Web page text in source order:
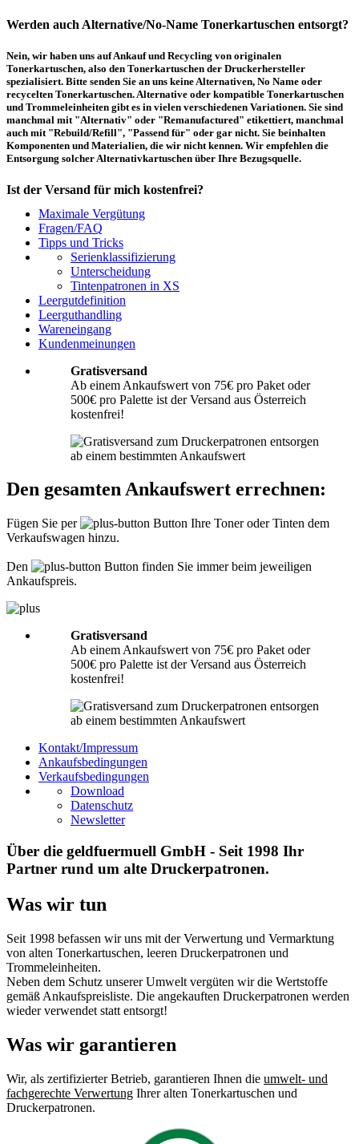
Werden auch Alternative/No-Name Tonerkartuschen entsorgt?
Nein, wir haben uns auf Ankauf und Recycling von originalen
Tonerkartuschen, also den Tonerkartuschen der Druckerhersteller
spezialisiert. Bitte senden Sie an uns keine Alternativen, No Name oder
recycelten Tonerkartuschen. Alternative oder kompatible Tonerkartuschen
und Trommeleinheiten gibt es in vielen verschiedenen Variationen. Sie sind
manchmal mit "Alternativ" oder "Remanufactured" etikettiert, manchmal
auch mit "Rebuild/Refill", "Passend für" oder gar nicht. Sie beinhalten
Komponenten und Materialien, die wir nicht kennen. Wir empfehlen die
Entsorgung solcher Alternativkartuschen über Ihre Bezugsquelle.
Ist der Versand für mich kostenfrei?
Ein kostenfreier Versand aus Österreich (per Paketmarke oder Abholung) ist
erst ab einem Ankaufswert von 75,00€ pro Paket bzw. 500,00€ pro Palette
möglich. Unter diesen Werten belaufen sich die Rücksendekosten auf 10,71€
pro Paket bzw. 119,00€ pro Palette (inkl. MwSt.). Diese werden vom
eingesandten Ankaufswert abgezogen. Falls Sie die o. g. Werte nicht
erreichen, empfehlen wir Ihnen den Versand auf eigene Kosten! Unter
Versand können Sie den Versandablauf beginnen.
Wie muss ich die Kartuschen und Patronen verpacken?
sich um hochempfindliche Konstruktionen. Daher ist es wichtig, dass Sie für
eine sichere Transportverpackung sorgen. Die Verpackung muss den Inhalt
der Sendung gegen Beanspruchungen, denen sie normalerweise während des
Versandes ausgesetzt ist (z.B. durch Druck, Stoß, Fall oder Vibration) sicher
Informationen hierzu finden Sie unter Richtig packen.
Bitte legen Sie Ihrer Lieferung immer den
Angaben bei: Firmenname, Ansprechpartner, Adresse, Telefon- und
Faxnummer, Email-Adresse und Steuernummer. Falls Sie als Privatperson
senden, benötigen wir nur Ihren Namen, Adresse, Telefonnummer und
Tinten ist nicht erforderlich.
Maximale Vergütung
Fragen/FAQ
Tipps und Tricks
Serienklassifizierung
Unterscheidung
Tintenpatronen in XS
Leergutdefinition
Leerguthandling
Wareneingang
Kundenmeinungen
Gratisversand
Ab einem Ankaufswert von 75€ pro Paket oder
500€ pro Palette ist der Versand aus Österreich
kostenfrei!
Den gesamten Ankaufswert errechnen:
Fügen Sie per
Button Ihre Toner oder Tinten dem
Verkaufswagen hinzu.
Den
Button finden Sie immer beim jeweiligen
Ankaufspreis.
Gratisversand
Ab einem Ankaufswert von 75€ pro Paket oder
500€ pro Palette ist der Versand aus Österreich
kostenfrei!
Kontakt/Impressum
Ankaufsbedingungen
Verkaufsbedingungen
Download
Datenschutz
Newsletter
Über die geldfuermuell GmbH - Seit 1998 Ihr
Partner rund um alte Druckerpatronen.
Was wir tun
Seit 1998 befassen wir uns mit der Verwertung und Vermarktung
von alten Tonerkartuschen, leeren Druckerpatronen und
Trommeleinheiten.
Neben dem Schutz unserer Umwelt vergüten wir die Wertstoffe
gemäß Ankaufspreisliste. Die angekauften Druckerpatronen werden
wieder verwendet statt entsorgt!
Was wir garantieren
Wir, als zertifizierter Betrieb, garantieren Ihnen die umwelt- und
fachgerechte Verwertung Ihrer alten Tonerkartuschen und
Druckerpatronen.